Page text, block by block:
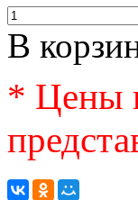
В
* Цены